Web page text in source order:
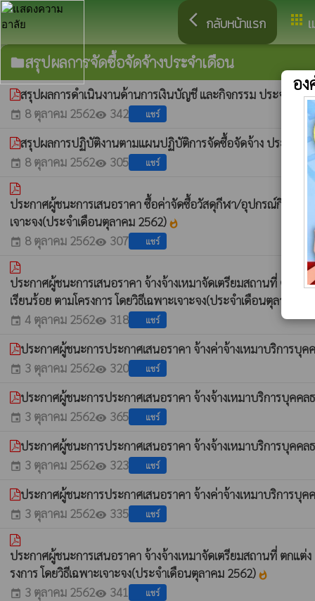
arrow_back_ios กลับหน้าแรก apps
folderสรุปผลการจัดซื้อจัดจ้างประจำเดือน
สรุปผลการดำเนินงานด้านการเงินบัญชี และกิจกรรม ประจำปี
event 8 ตุลาคม 2562visibility 342 แชร์
สรุปผลการปฏิบัติงานตามแผนปฏิบัติการจัดซื้อจัดจ้าง ประจำปี
event 8 ตุลาคม 2562visibility 305 แชร์
ประกาศผู้ชนะการเสนอราคา ซื้อค่าจัดซื้อวัสดุกีฬา/อุปกรณ์กีฬาสำ
เจาะจง(ประจำเดือนตุลาคม 2562) whatshot
event 8 ตุลาคม 2562visibility 307 แชร์
ประกาศผู้ชนะการเสนอราคา จ้างจ้างเหมาจัดเตรียมสถานที่ ตกแต่
เรียนร้อย ตามโครงการ โดยวิธีเฉพาะเจาะจง(ประจำเดือนตุลาคม
event 4 ตุลาคม 2562visibility 318 แชร์
ประกาศผู้ชนะการประกาศเสนอราคา จ้างค่าจ้างเหมาบริการบุ
event 3 ตุลาคม 2562visibility 320 แชร์
ประกาศผู้ชนะการประกาศเสนอราคา จ้างจ้างเหมาบริการบุคค
event 3 ตุลาคม 2562visibility 365 แชร์
ประกาศผู้ชนะการประกาศเสนอราคา จ้างจ้างเหมาบริการบุคค
event 3 ตุลาคม 2562visibility 323 แชร์
ประกาศผู้ชนะการประกาศเสนอราคา จ้างค่าจ้างเหมาบริการบุ
event 3 ตุลาคม 2562visibility 335 แชร์
ประกาศผู้ชนะการเสนอราคา จ้างจ้างเหมาจัดเตรียมสถานที่ ตกแต่
รงการ โดยวิธีเฉพาะเจาะจง(ประจำเดือนตุลาคม 2562) whatshot
event 3 ตุลาคม 2562visibility 341 แชร์
อ